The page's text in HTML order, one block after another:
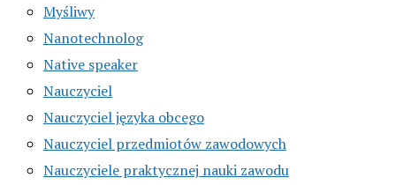
Myśliwy
Nanotechnolog
Native speaker
Nauczyciel
Nauczyciel języka obcego
Nauczyciel przedmiotów zawodowych
Nauczyciele praktycznej nauki zawodu